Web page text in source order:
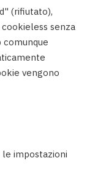
(rifiutato),
senza
vengono
impostazioni